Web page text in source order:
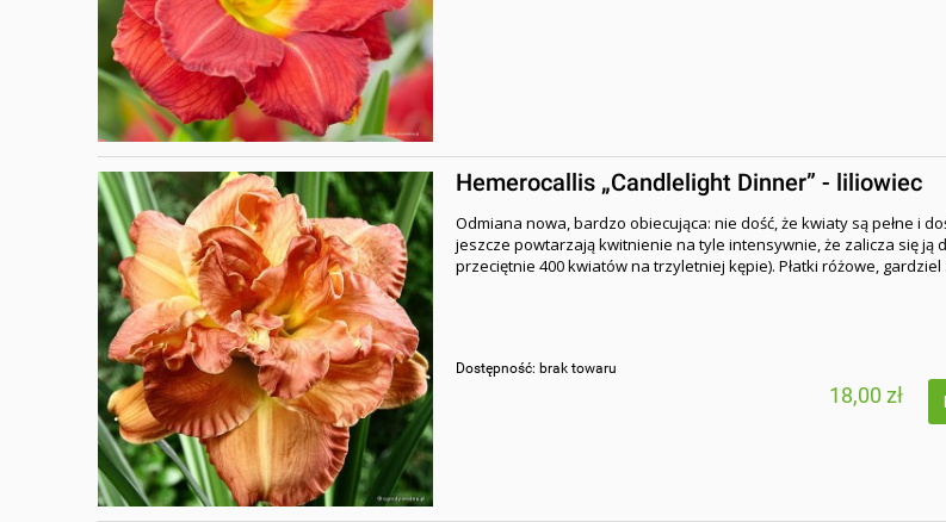
Hemerocallis „Candlelight Dinner” - liliowiec
Odmiana nowa, bardzo obiecująca: nie dość, że kwiaty są pełne i
jeszcze powtarzają kwitnienie na tyle intensywnie, że zalicza się ją
przeciętnie 400 kwiatów na trzyletniej kępie). Płatki różowe,
Dostępność: brak towaru
18,00 zł